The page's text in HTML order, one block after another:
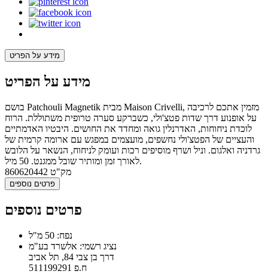
מידע על הפריט
מידע על הפריט
בושם Patchouli Magnetik מבית Maison Crivelli, מזמין אתכם לרכיבה
על אופנוע דרך שדות פטצ'ולי, כשברקע סערה טרופית משתוללת. הרוח
לוכדת ניחוחות, האדרנלין גואה ומחדד את החושים. היבטיו האדמתיים
והעציים של הפטצ'ולי נחשפים, מועצמים במפגש עם ארומה קרמית של
גרדניה ואלגום. וניל ושרף מוסיפים רכות ועומק לניחוח, הנשאר על הלובש
לאורך זמן ומותיר שובל ממגנט. 50 מיל.
מק"ט 860620442
פרטים נוספים
פרטים נוספים
נפח: 50 מ"ל
נציג רשמי: אלשרד בע"מ
דרך בן צבי 84, תל אביב
ח.פ 511199291